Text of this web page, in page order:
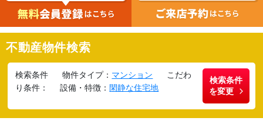
不動産物件検索
検索条件 物件タイプ： マンション
こだわ
り条件：
設備・特徴： 閑静な住宅地
検索条件
を変更